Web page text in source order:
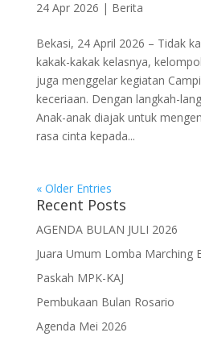
24 Apr 2026 | Berita
Bekasi, 24 April 2026 – Tidak
kakak-kakak kelasnya,
juga menggelar kegiatan
keceriaan. Dengan langkah-
Anak-anak diajak untuk
rasa cinta kepada...
« Older Entries
Recent Posts
AGENDA BULAN JULI 2026
Juara Umum Lomba Marching
Paskah MPK-KAJ
Pembukaan Bulan Rosario
Agenda Mei 2026